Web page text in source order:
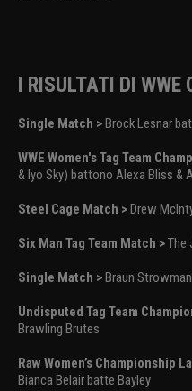
I RISULTATI DI WWE
Single Match >Brock Lesnar
WWE Women's Tag Team
& Iyo Sky) battono Alexa Bliss &
Steel Cage Match >Drew
Six Man Tag Team Match >The
Single Match >Braun
Undisputed Tag Team
Brawling Brutes
Raw Women’s Championship
Bianca Belair batte Bayley